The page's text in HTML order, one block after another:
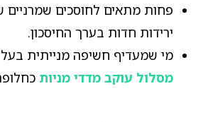
פחות מתאים לחוסכים
ירידות חדות בערך החיסכון.
מי שמעדיף חשיפה מנייתית
מסלול עוקב מדדי מניות